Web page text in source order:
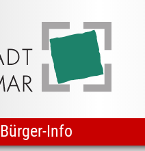
Bürger-Info